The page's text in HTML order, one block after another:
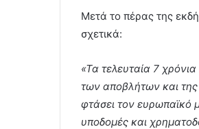
Μετά το πέρας της
σχετικά:
«Τα τελευταία 7
των αποβλήτων και
φτάσει τον ευρωπαϊκό
υποδομές και